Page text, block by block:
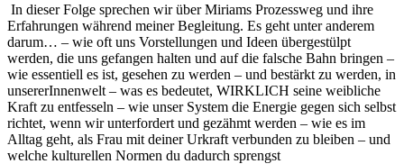
In dieser Folge sprechen wir über Miriams Prozessweg und ihre
Erfahrungen während meiner Begleitung. Es geht unter anderem
darum… – wie oft uns Vorstellungen und Ideen übergestülpt
werden, die uns gefangen halten und auf die falsche Bahn bringen –
wie essentiell es ist, gesehen zu werden – und bestärkt zu werden, in
unsererInnenwelt – was es bedeutet, WIRKLICH seine weibliche
Kraft zu entfesseln – wie unser System die Energie gegen sich selbst
richtet, wenn wir unterfordert und gezähmt werden – wie es im
Alltag geht, als Frau mit deiner Urkraft verbunden zu bleiben – und
welche kulturellen Normen du dadurch sprengst